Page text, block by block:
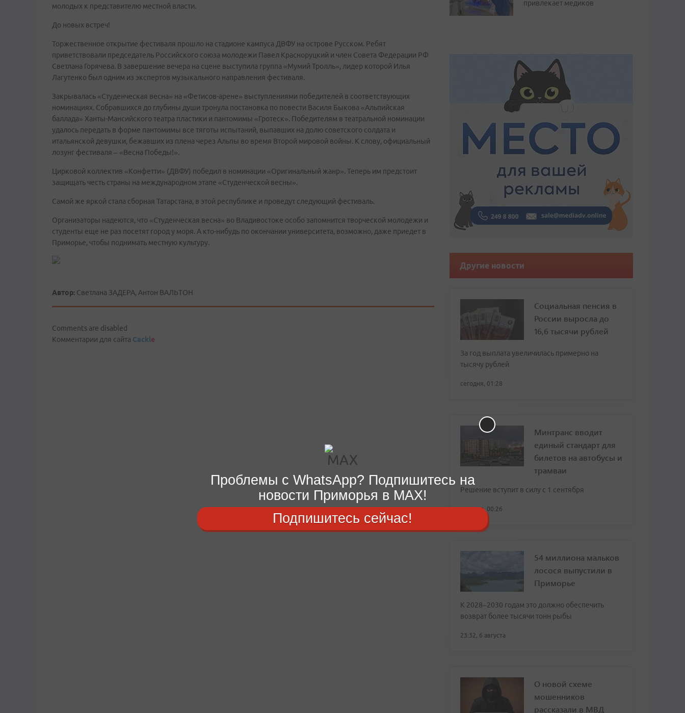
молодых к представителю местной власти.
До новых встреч!
Торжественное открытие фестиваля прошло на стадионе кампуса ДВФУ на острове Русском. Ребят
приветствовали председатель Российского союза молодежи Павел Красноруцкий и член Совета Федерации РФ
Светлана Горячева. В завершение вечера на сцене выступила группа «Мумий Тролль», лидер которой Илья
Лагутенко был одним из экспертов музыкального направления фестиваля.
Закрывалась «Студенческая весна» на «Фетисов-арене» выступлениями победителей в соответствующих
номинациях. Собравшихся до глубины души тронула постановка по повести Василя Быкова «Альпийская
баллада» Ханты-Мансийского театра пластики и пантомимы «Гротеск». Победителям в театральной номинации
удалось передать в форме пантомимы все тяготы испытаний, выпавших на долю советского солдата и
итальянской девушки, бежавших из плена через Альпы во время Второй мировой войны. К слову, официальный
лозунг фестиваля – «Весна Победы!».
Цирковой коллектив «Конфетти» (ДВФУ) победил в номинации «Оригинальный жанр». Теперь им предстоит
защищать честь страны на международном этапе «Студенческой весны».
Самой же яркой стала сборная Татарстана, в этой республике и проведут следующий фестиваль.
Организаторы надеются, что «Студенческая весна» во Владивостоке особо запомнится творческой молодежи и
студенты еще не раз посетят город у моря. А кто-нибудь по окончании университета, возможно, даже приедет в
Приморье, чтобы поднимать местную культуру.
Автор: Светлана ЗАДЕРА, Антон ВАЛЬТОН
Comments are disabled
Комментарии для сайта Cackle
привлекает медиков
Другие новости
Социальная пенсия в
России выросла до
16,6 тысячи рублей
За год выплата увеличилась примерно на
тысячу рублей
сегодня, 01:28
Минтранс вводит
единый стандарт для
билетов на автобусы и
трамваи
Решение вступит в силу с 1 сентября
сегодня, 00:26
54 миллиона мальков
лосося выпустили в
Приморье
К 2028–2030 годам это должно обеспечить
возврат более тысячи тонн рыбы
23:32, 6 августа
О новой схеме
мошенников
рассказали в МВД
Проблемы с WhatsApp? Подпишитесь на
новости Приморья в MAX!
Подпишитесь сейчас!